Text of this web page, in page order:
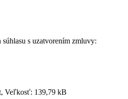
s uzatvorením zmluvy:
Veľkosť: 139,79 kB